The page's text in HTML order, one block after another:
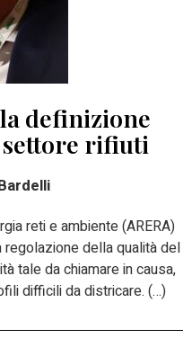
definizione
rifiuti
reti e ambiente (ARERA)
della qualità del
tale da chiamare in causa,
difficili da districare. (…)